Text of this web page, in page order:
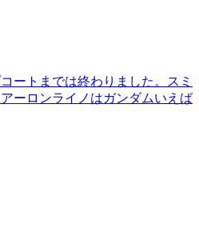
ートまでは終わりました。スミ
ーロンライノはガンダムいえば